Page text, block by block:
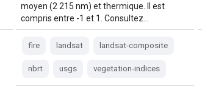
moyen (2 215 nm) et thermique. Il est
compris entre -1 et 1. Consultez…
fire landsat landsat-composite
nbrt usgs vegetation-indices